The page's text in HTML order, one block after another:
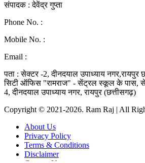
संपादक : देवेंद्र गुप्ता
Phone No. :
Mobile No. :
Email :
पता : सेक्टर -2, दीनदयाल उपाध्याय नगर,रायपुर
सिटी ऑफिस "रामराज" - सेंट्रल स्कूल के पास,
4, दीनदयाल उपाध्याय नगर, रायपुर (छत्तीसगढ़)
Copyright © 2021-2026. Ram Raj | All
About Us
Privacy Policy
Terms & Conditions
Disclaimer